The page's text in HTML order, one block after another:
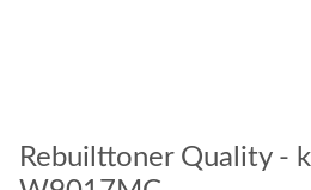
Rebuilttoner Quality -